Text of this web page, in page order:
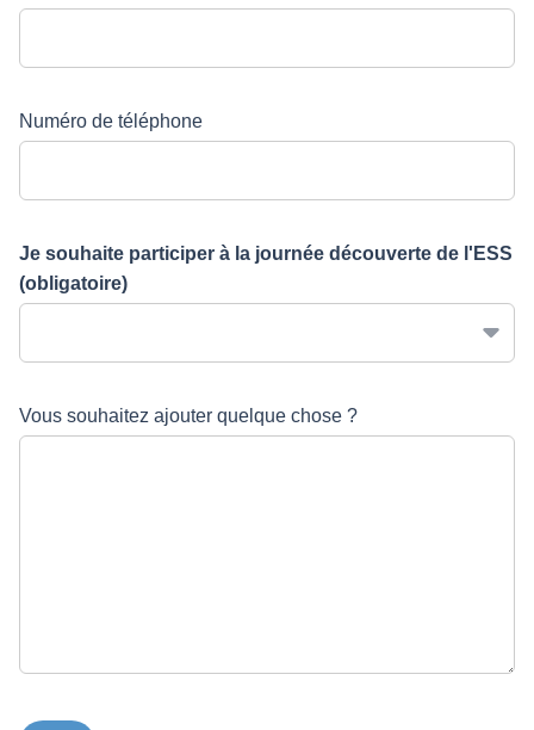
Numéro de téléphone
Je souhaite participer à la journée découverte de l'ESS
(obligatoire)
Vous souhaitez ajouter quelque chose ?